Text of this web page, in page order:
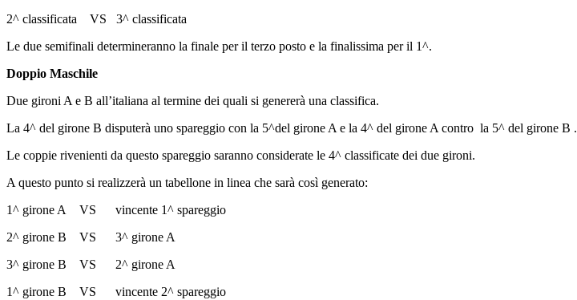
2^ classificata VS 3^ classificata
Le due semifinali determineranno la finale per il terzo posto e la finalissima per il 1^.
Doppio Maschile
Due gironi A e B all’italiana al termine dei quali si genererà una classifica.
La 4^ del girone B disputerà uno spareggio con la 5^del girone A e la 4^ del girone A contro la 5^ del girone B .
Le coppie rivenienti da questo spareggio saranno considerate le 4^ classificate dei due gironi.
A questo punto si realizzerà un tabellone in linea che sarà così generato:
1^ girone A VS vincente 1^ spareggio
2^ girone B VS 3^ girone A
3^ girone B VS 2^ girone A
1^ girone B VS vincente 2^ spareggio